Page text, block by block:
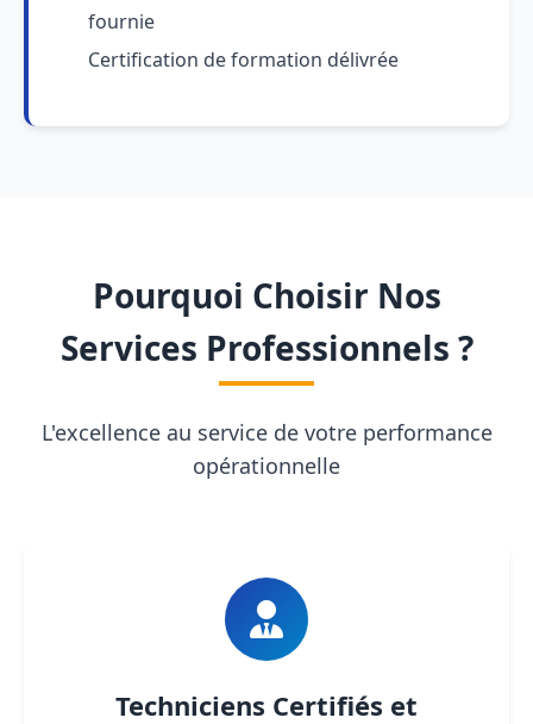
fournie
Certification de formation délivrée
Pourquoi Choisir Nos
Services Professionnels ?
L'excellence au service de votre performance
opérationnelle
Techniciens Certifiés et